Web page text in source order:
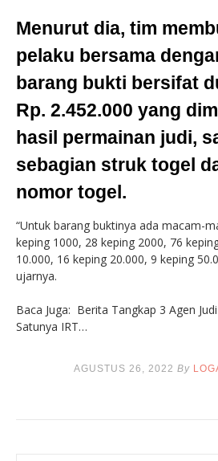
Menurut dia, tim
pelaku bersama
barang bukti bersifat
Rp. 2.452.000 yang
hasil permainan judi,
sebagian struk togel
nomor togel.
“Untuk barang buktinya ada macam-
keping 1000, 28 keping 2000, 76
10.000, 16 keping 20.000, 9 keping
ujarnya.
Baca Juga: Berita Tangkap 3 Agen
Satunya IRT…
AGUSTUS 26, 2022 By